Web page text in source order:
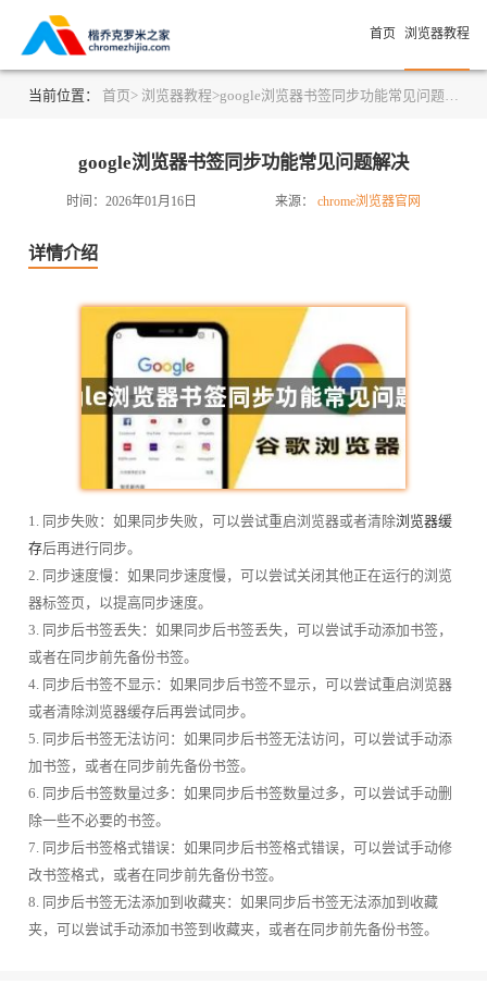
首页 浏览器教程
当前位置： 首页> 浏览器教程>google浏览器书签同步功能常见问题解决
google浏览器书签同步功能常见问题解决
时间：2026年01月16日 来源： chrome浏览器官网
详情介绍
1. 同步失败：如果同步失败，可以尝试重启浏览器或者清除浏览器缓
存后再进行同步。
2. 同步速度慢：如果同步速度慢，可以尝试关闭其他正在运行的浏览
器标签页，以提高同步速度。
3. 同步后书签丢失：如果同步后书签丢失，可以尝试手动添加书签，
或者在同步前先备份书签。
4. 同步后书签不显示：如果同步后书签不显示，可以尝试重启浏览器
或者清除浏览器缓存后再尝试同步。
5. 同步后书签无法访问：如果同步后书签无法访问，可以尝试手动添
加书签，或者在同步前先备份书签。
6. 同步后书签数量过多：如果同步后书签数量过多，可以尝试手动删
除一些不必要的书签。
7. 同步后书签格式错误：如果同步后书签格式错误，可以尝试手动修
改书签格式，或者在同步前先备份书签。
8. 同步后书签无法添加到收藏夹：如果同步后书签无法添加到收藏
夹，可以尝试手动添加书签到收藏夹，或者在同步前先备份书签。